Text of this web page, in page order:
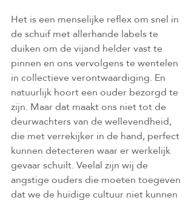
Het is een menselijke reflex om snel in
de schuif met allerhande labels te
duiken om de vijand helder vast te
pinnen en ons vervolgens te wentelen
in collectieve verontwaardiging. En
natuurlijk hoort een ouder bezorgd te
zijn. Maar dat maakt ons niet tot de
deurwachters van de wellevendheid,
die met verrekijker in de hand, perfect
kunnen detecteren waar er werkelijk
gevaar schuilt. Veelal zijn wij de
angstige ouders die moeten toegeven
dat we de huidige cultuur niet kunnen